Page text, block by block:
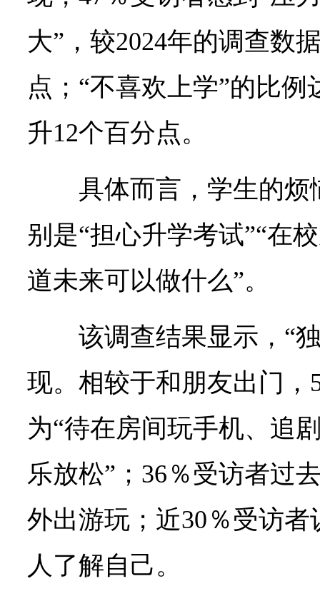
大”，较2024年的调查数
点；“不喜欢上学”的比例
升12个百分点。
具体而言，学生的
别是“担心升学考试”“在
道未来可以做什么”。
该调查结果显示，“
现。相较于和朋友出门，
为“待在房间玩手机、追
乐放松”；36％受访者过
外出游玩；近30％受访
人了解自己。